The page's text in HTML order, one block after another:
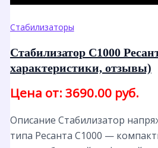
Стабилизаторы
Стабилизатор С1000
характеристики, отзывы)
Цена от: 3690.00 руб.
Описание Стабилизатор
типа Ресанта С1000 —